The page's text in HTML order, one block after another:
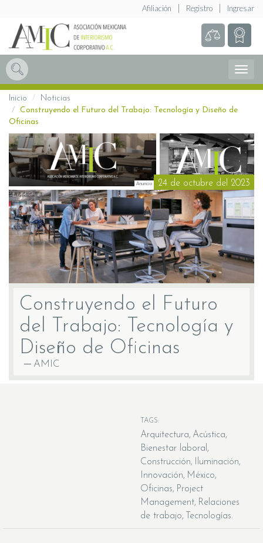
Ingresar
Registro
Afiliación
Menú
Inicio
Noticias
Construyendo el Futuro del Trabajo: Tecnología y Diseño de
Oficinas
Construyendo el Futuro
del Trabajo: Tecnología y
Diseño de Oficinas
AMIC
24 de octubre del 2023
TAGS:
Arquitectura Acústica
Bienestar laboral
Construcción
Iluminación
Innovación
México
Oficinas
Project
Management Relaciones
de trabajo
Tecnologías